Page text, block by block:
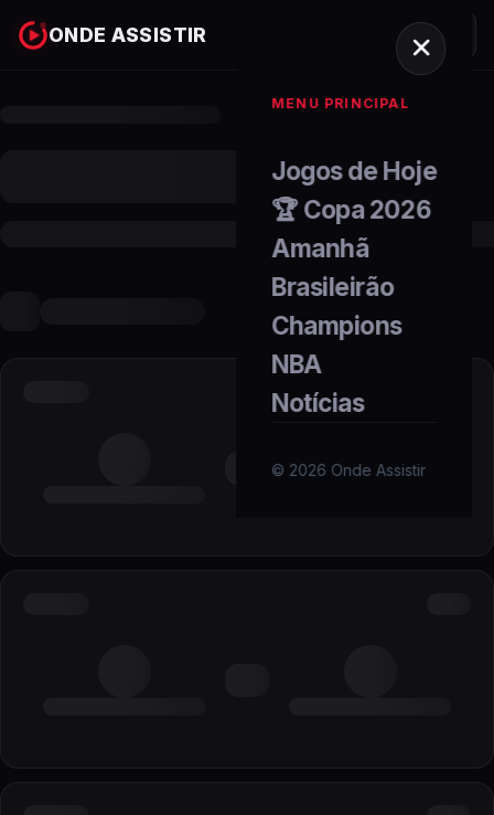
ONDE ASSISTIR
MENU PRINCIPAL
Jogos de Hoje
🏆 Copa 2026
Amanhã
Brasileirão
Champions
NBA
Notícias
© 2026 Onde Assistir